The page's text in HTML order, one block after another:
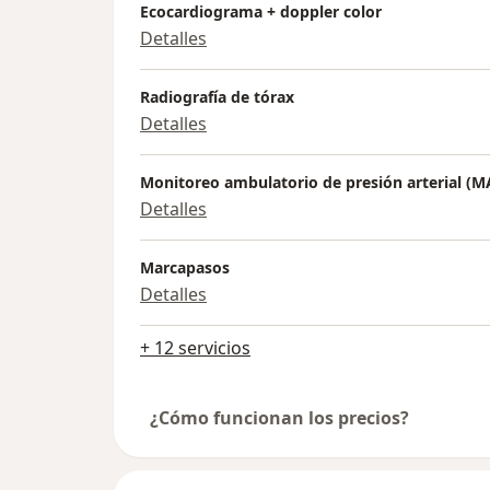
Ecocardiograma + doppler color
Detalles
Radiografía de tórax
Detalles
Monitoreo ambulatorio de presión arterial
Detalles
Marcapasos
Detalles
+ 12 servicios
¿Cómo funcionan los precios?